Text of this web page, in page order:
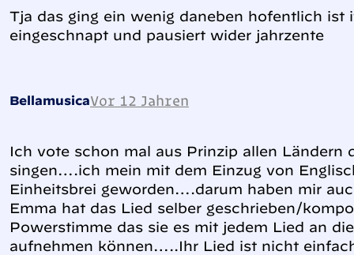
Tja das ging ein wenig daneben hofentlich ist
eingeschnapt und pausiert wider jahrzente
BellamusicaVor 12 Jahren
Ich vote schon mal aus Prinzip allen Ländern
singen….ich mein mit dem Einzug von
Einheitsbrei geworden….darum haben mir
Emma hat das Lied selber geschrieben/
Powerstimme das sie es mit jedem Lied an
aufnehmen können…..Ihr Lied ist nicht